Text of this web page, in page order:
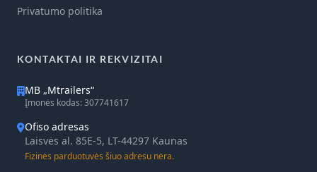
Privatumo politika
KONTAKTAI IR REKVIZITAI
MB „Mtrailers“
Įmonės kodas: 307741617
Ofiso adresas
Laisvės al. 85E-5, LT-44297 Kaunas
Fizinės parduotuvės šiuo adresu nėra.